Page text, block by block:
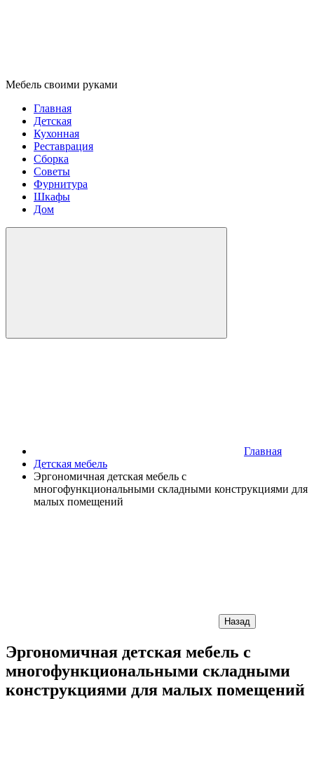
Мебель своими руками
Главная
Детская
Кухонная
Реставрация
Сборка
Советы
Фурнитура
Шкафы
Дом
Главная
Детская мебель
Эргономичная детская мебель с
многофункциональными складными конструкциями для
малых помещений
Назад
Эргономичная детская мебель с
многофункциональными складными
конструкциями для малых помещений